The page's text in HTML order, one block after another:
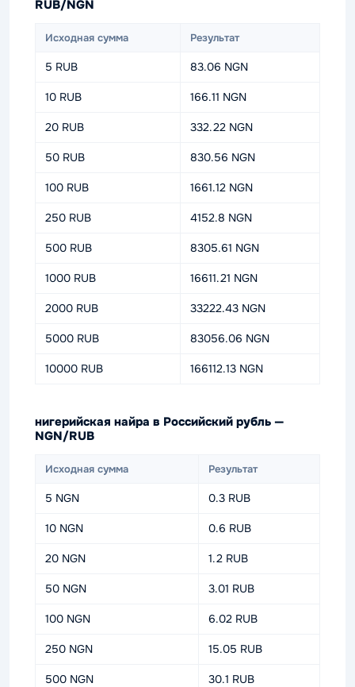
RUB/NGN
Исходная сумма Результат
5 RUB 83.06 NGN
10 RUB 166.11 NGN
20 RUB 332.22 NGN
50 RUB 830.56 NGN
100 RUB 1661.12 NGN
250 RUB 4152.8 NGN
500 RUB 8305.61 NGN
1000 RUB 16611.21 NGN
2000 RUB 33222.43 NGN
5000 RUB 83056.06 NGN
10000 RUB 166112.13 NGN
нигерийская найра в Российский рубль —
NGN/RUB
Исходная сумма Результат
5 NGN 0.3 RUB
10 NGN 0.6 RUB
20 NGN 1.2 RUB
50 NGN 3.01 RUB
100 NGN 6.02 RUB
250 NGN 15.05 RUB
500 NGN 30.1 RUB